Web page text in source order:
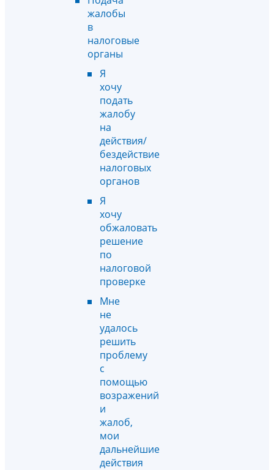
жалобы
в
налоговые
органы
Я
хочу
подать
жалобу
на
действия/
бездействие
налоговых
органов
Я
хочу
обжаловать
решение
по
налоговой
проверке
Мне
не
удалось
решить
проблему
с
помощью
возражений
и
жалоб,
мои
дальнейшие
действия